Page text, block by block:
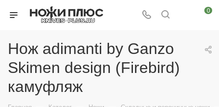
0
Нож adimanti by Ganzo
Skimen design (Firebird)
камуфляж